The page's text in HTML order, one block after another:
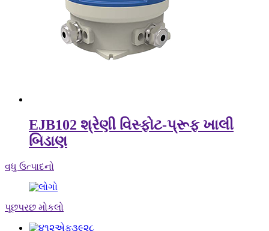
EJB102 શ્રેણી વિસ્ફોટ-પ્રૂફ ખાલી
બિડાણ
વધુ ઉત્પાદનો
પૂછપરછ મોકલો